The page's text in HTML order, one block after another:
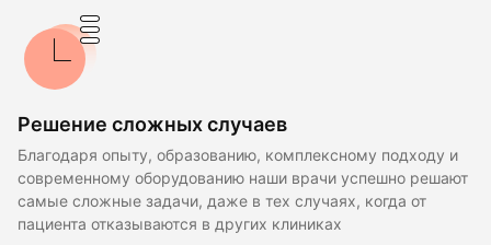
Решение сложных случаев
Благодаря опыту, образованию, комплексному подходу и
современному оборудованию наши врачи успешно решают
самые сложные задачи, даже в тех случаях, когда от
пациента отказываются в других клиниках